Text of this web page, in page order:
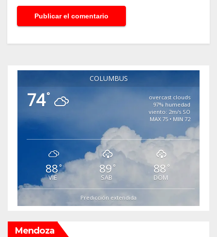
COLUMBUS
74°
overcast clouds
97% humedad
viento: 2m/s SO
MAX 75 • MIN 72
88°
VIE
89 °
SAB
88 °
DOM
Predicción extendida
Mendoza